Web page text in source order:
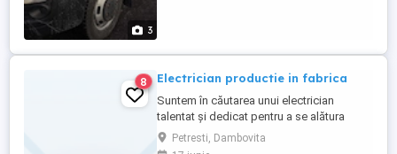
3
8 Electrician productie in fabrica
Suntem în căutarea unui electrician
talentat și dedicat pentru a se alătura
echipei noastre de producție. Dacă aveți
experiență în domeniul electric și sunteți
Petresti, Dambovita